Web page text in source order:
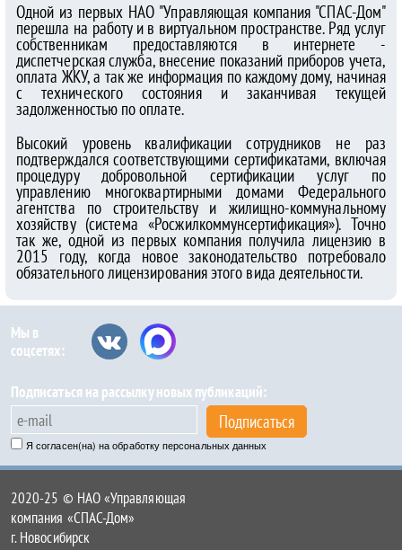
Одной из первых НАО "Управляющая компания "СПАС-Дом"
перешла на работу и в виртуальном пространстве. Ряд услуг
собственникам предоставляются в интернете -
диспетчерская служба, внесение показаний приборов учета,
оплата ЖКУ, а так же информация по каждому дому, начиная
с технического состояния и заканчивая текущей
задолженностью по оплате.
Высокий уровень квалификации сотрудников не раз
подтверждался соответствующими сертификатами, включая
процедуру добровольной сертификации услуг по
управлению многоквартирными домами Федерального
агентства по строительству и жилищно-коммунальному
хозяйству (система «Росжилкоммунсертификация»). Точно
так же, одной из первых компания получила лицензию в
2015 году, когда новое законодательство потребовало
обязательного лицензирования этого вида деятельности.
Мы в
соцсетях:
Подписаться на рассылку новых публикаций:
Подписаться
Я согласен(на) на обработку персональных данных
2020-25 © НАО «Управляющая
компания «СПАС-Дом»
г. Новосибирск